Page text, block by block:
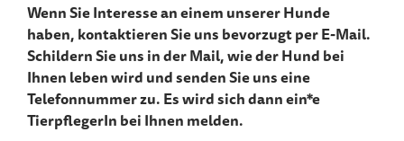
Wenn Sie Interesse an einem unserer Hunde
haben, kontaktieren Sie uns bevorzugt per E-Mail.
Schildern Sie uns in der Mail, wie der Hund bei
Ihnen leben wird und senden Sie uns eine
Telefonnummer zu. Es wird sich dann ein*e
TierpflegerIn bei Ihnen melden.